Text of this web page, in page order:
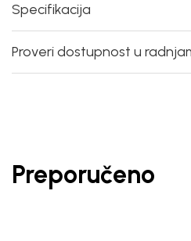
Specifikacija
Proveri dostupnost u
Preporučeno